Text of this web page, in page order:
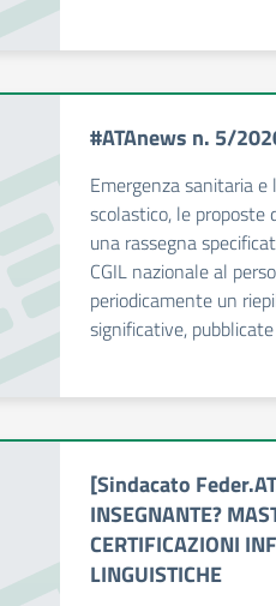
#ATAnews n. 5/
Emergenza sanitaria e
scolastico, le proposte
una rassegna
CGIL nazionale al
periodicamente un
significative,
[Sindacato
INSEGNANTE?
CERTIFICAZIONI
LINGUISTICHE